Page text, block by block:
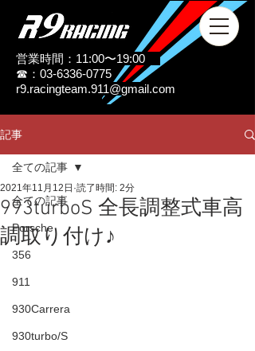
営業時間：11:00〜19:00
☎：03-6336-0775
r9.racingteam.911@gmail.com
記事
全ての記事
Porsche
356
911
930Carrera
930turbo/S
全ての記事
993turboS 全長調整式車高
調取り付け♪
2021年11月12日 読了時間: 2分